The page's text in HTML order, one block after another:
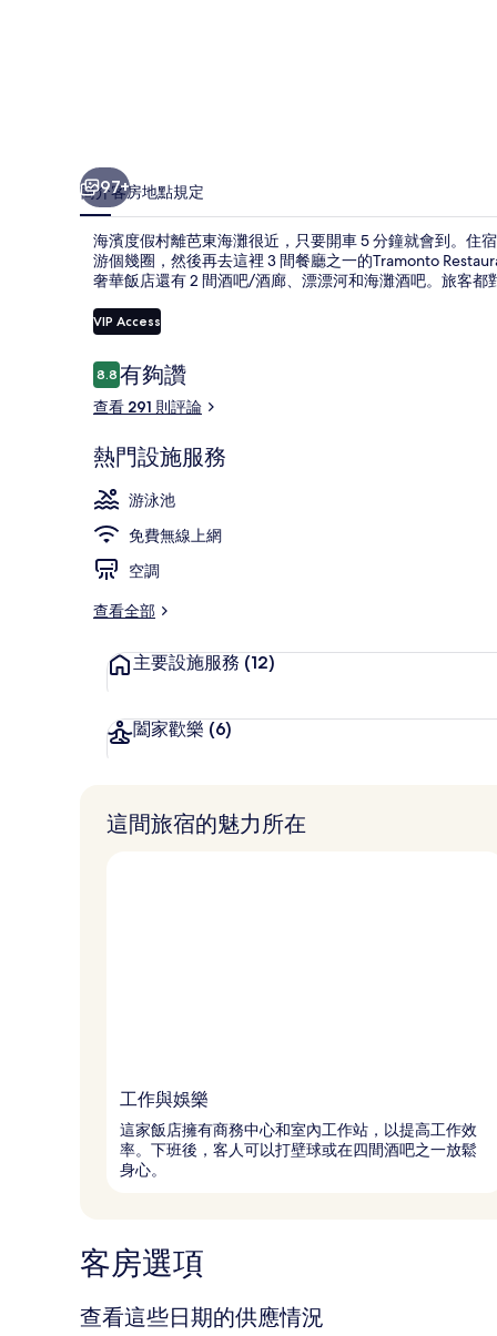
97+
簡介客房地點規定
海濱度假村離芭東海灘很近，只要開車 5 分鐘就會到。住
游個幾圈，然後再去這裡 3 間餐廳之一的Tramonto
奢華飯店還有 2 間酒吧/酒廊、漂漂河和海灘酒吧。旅客都
VIP Access
評
論
8.88.8 分，滿分 10 分，
有夠讚
查看 291 則評論
熱門設施服務
游泳池
免費無線上網
空調
查看全部
主要設施服務 (12)
闔家歡樂 (6)
這間旅宿的魅力所在
工作與娛樂
這家飯店擁有商務中心和室內工作站，以提高工作效
率。下班後，客人可以打壁球或在四間酒吧之一放鬆
身心。
客房選項
查看這些日期的供應情況